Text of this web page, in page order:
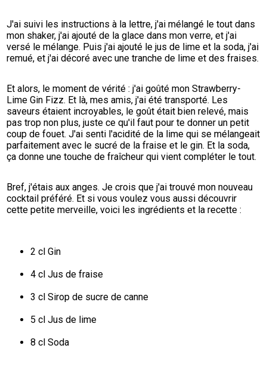
J'ai suivi les instructions à la lettre, j'ai mélangé le tout dans
mon shaker, j'ai ajouté de la glace dans mon verre, et j'ai
versé le mélange. Puis j'ai ajouté le jus de lime et la soda, j'ai
remué, et j'ai décoré avec une tranche de lime et des fraises.
Et alors, le moment de vérité : j'ai goûté mon Strawberry-
Lime Gin Fizz. Et là, mes amis, j'ai été transporté. Les
saveurs étaient incroyables, le goût était bien relevé, mais
pas trop non plus, juste ce qu'il faut pour te donner un petit
coup de fouet. J'ai senti l'acidité de la lime qui se mélangeait
parfaitement avec le sucré de la fraise et le gin. Et la soda,
ça donne une touche de fraîcheur qui vient compléter le tout.
Bref, j'étais aux anges. Je crois que j'ai trouvé mon nouveau
cocktail préféré. Et si vous voulez vous aussi découvrir
cette petite merveille, voici les ingrédients et la recette :
2 cl Gin
4 cl Jus de fraise
3 cl Sirop de sucre de canne
5 cl Jus de lime
8 cl Soda